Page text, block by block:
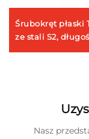
Śrubokręt płaski
ze stali S2,
mm, idealny do
Nasz